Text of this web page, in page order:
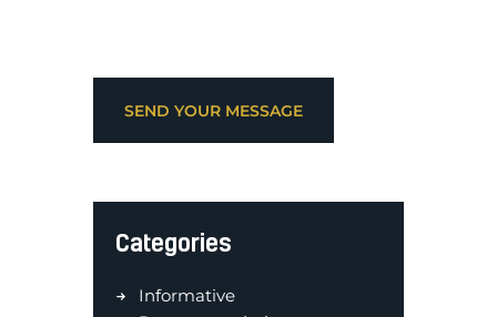
SEND YOUR MESSAGE
Categories
Informative